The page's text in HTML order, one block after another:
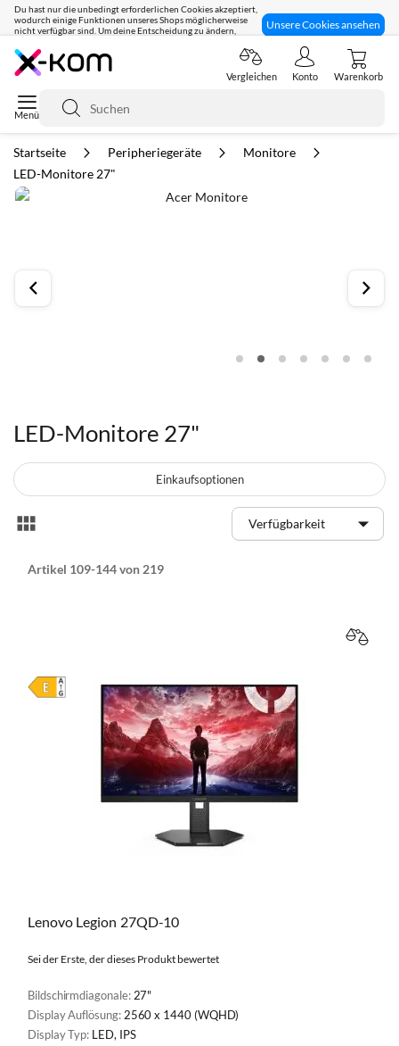
Du hast nur die unbedingt erforderlichen Cookies akzeptiert,
wodurch einige Funktionen unseres Shops möglicherweise
nicht verfügbar sind. Um deine Entscheidung zu ändern,
Unsere Cookies ansehen
Seit 8 Jahren für dich da!
Suche
Vergleichen Konto Warenkorb
Startseite Peripheriegeräte
Monitore
LED-Monitore 27"
LED-Monitore 27"
Anzeigen
Liste
Artikel 109-144von 219
Lenovo Legion 27QD-10
Sei der Erste, der dieses Produkt bewertet
Bildschirmdiagonale:27"
Display Auflösung:2560 x 1440 (WQHD)
Display Typ: LED, IPS
Einkaufsoptionen